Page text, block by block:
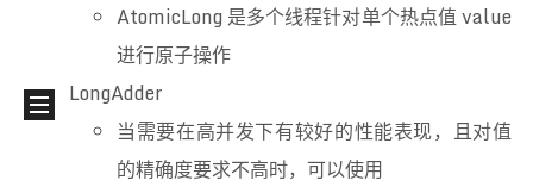
AtomicLong 是多个线程针对单个热点值 value
进行原子操作
LongAdder
当需要在高并发下有较好的性能表现，且对值
的精确度要求不高时，可以使用